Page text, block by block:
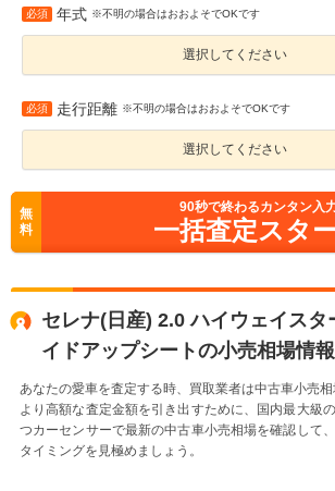
必須 年式 ※不明の場合はおおよそでOKです
選択してください
必須 走行距離 ※不明の場合はおおよそでOKです
選択してください
無
料
90秒で終わるカンタン入
一括査定スタ
セレナ(日産) 2.0 ハイウェイスタ
イドアップシートの小売相場情報
あなたの愛車を査定する時、買取業者は中古車小売相
より高額な査定金額を引き出すために、国内最大級
つカーセンサーで最新の中古車小売相場を確認して
タイミングを見極めましょう。